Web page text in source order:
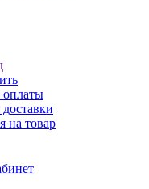
оплаты
на товар